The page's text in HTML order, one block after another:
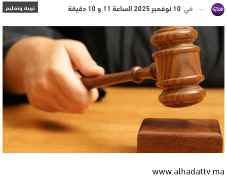
تربية وتعليم في 10 نوفمبر 2025 الساعة 11 و 10 دقيقة
www.alhadattv.ma